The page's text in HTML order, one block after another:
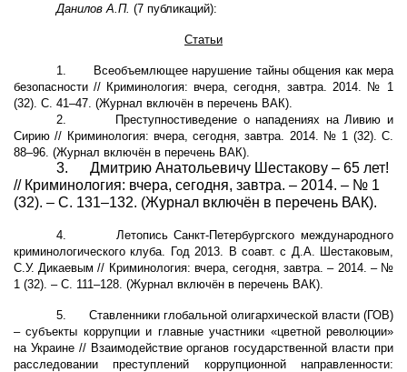
Данилов А.П.(7 публикаций):
Статьи
1.
Всеобъемлющее нарушение тайны общения как мера
безопасности // Криминология: вчера, сегодня, завтра. 2014. № 1
(32). С. 41–47. (Журнал включён в перечень ВАК).
2.
Преступностиведение о нападениях на Ливию и
Сирию // Криминология: вчера, сегодня, завтра. 2014. № 1 (32). С.
88–96. (Журнал включён в перечень ВАК).
3.
Дмитрию Анатольевичу Шестакову – 65 лет!
// Криминология: вчера, сегодня, завтра. – 2014. – № 1
(32). – С. 131–132. (Журнал включён в перечень ВАК).
4.
Летопись Санкт-Петербургского международного
криминологического клуба. Год 2013. В соавт. с Д.А. Шестаковым,
С.У. Дикаевым // Криминология: вчера, сегодня, завтра. – 2014. – №
1 (32). – С. 111–128. (Журнал включён в перечень ВАК).
5.
Ставленники глобальной олигархической власти (ГОВ)
– субъекты коррупции и главные участники «цветной революции»
на Украине // Взаимодействие органов государственной власти при
расследовании преступлений коррупционной направленности: